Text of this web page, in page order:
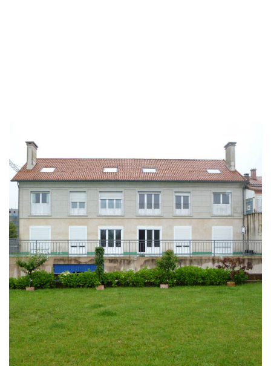
Edificio Residencial Aislado
EDIFICIOS DE VIVIENDAS